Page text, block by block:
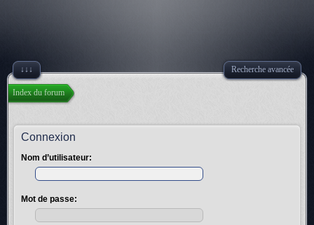
↓↓↓ Recherche avancée
Index du forum
Connexion
Nom d’utilisateur:
Mot de passe: